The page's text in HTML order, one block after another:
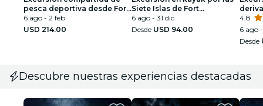
pesca deportiva desde Fort
Lauderdale
6 ago - 2 feb
USD 214.00
Siete Islas de Fort
Lauderdale
6 ago - 31 dic
Desde USD 94.00
Fort
4.8
6 ago
Desde
Descubre nuestras experiencias destacadas